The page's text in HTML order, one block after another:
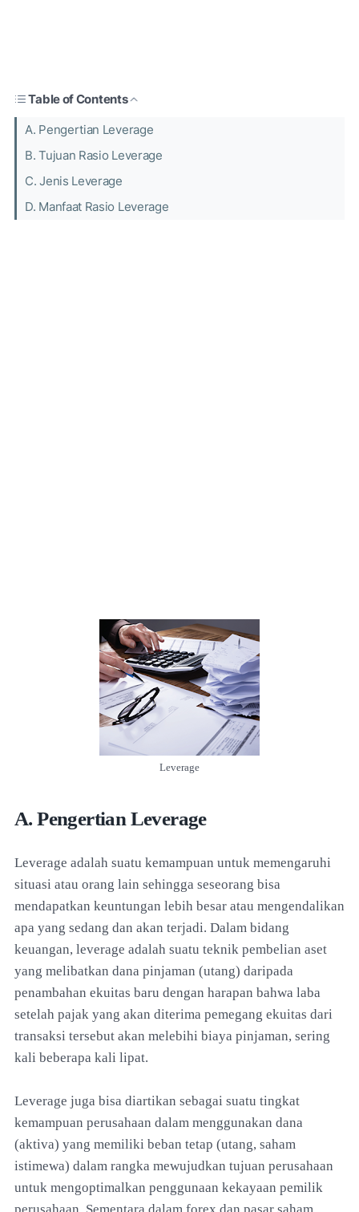
Table of Contents
A. Pengertian Leverage
B. Tujuan Rasio Leverage
C. Jenis Leverage
D. Manfaat Rasio Leverage
Leverage
A. Pengertian Leverage
Leverage adalah suatu kemampuan untuk memengaruhi
situasi atau orang lain sehingga seseorang bisa
mendapatkan keuntungan lebih besar atau mengendalikan
apa yang sedang dan akan terjadi. Dalam bidang
keuangan, leverage adalah suatu teknik pembelian aset
yang melibatkan dana pinjaman (utang) daripada
penambahan ekuitas baru dengan harapan bahwa laba
setelah pajak yang akan diterima pemegang ekuitas dari
transaksi tersebut akan melebihi biaya pinjaman, sering
kali beberapa kali lipat⁠.
Leverage juga bisa diartikan sebagai suatu tingkat
kemampuan perusahaan dalam menggunakan dana
(aktiva) yang memiliki beban tetap (utang, saham
istimewa) dalam rangka mewujudkan tujuan perusahaan
untuk mengoptimalkan penggunaan kekayaan pemilik